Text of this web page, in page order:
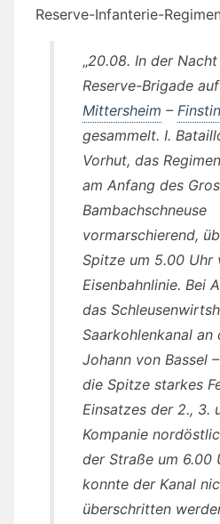
Reserve-Infanterie-
„20.08. In der Nacht
Reserve-Brigade
Mittersheim –
gesammelt. I.
Vorhut, das
am Anfang des
Bambachschneuse
vormarschierend,
Spitze um 5.00 Uhr
Eisenbahnlinie. Bei
das
Saarkohlenkanal an
Johann von Bassel
die Spitze starkes
Einsatzes der 2., 3.
Kompanie
der Straße um 6.00
konnte der Kanal
überschritten